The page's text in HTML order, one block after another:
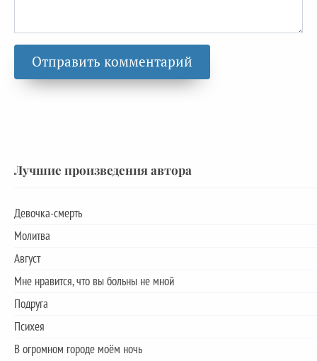
Лучшие произведения автора
Девочка-смерть
Молитва
Август
Мне нравится, что вы больны не мной
Подруга
Психея
В огромном городе моём ночь